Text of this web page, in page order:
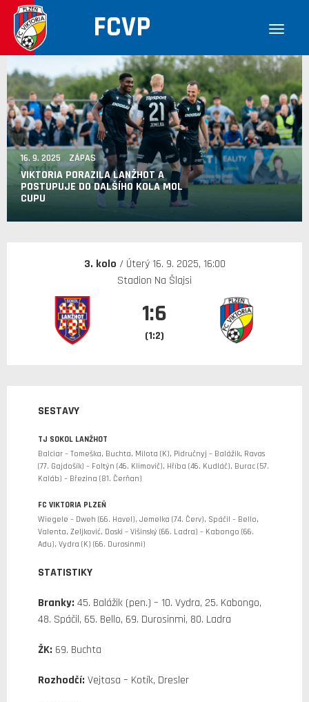
FCVP
16. 9. 2025 ZÁPAS
VIKTORIA PORAZILA LANŽHOT A
POSTUPUJE DO DALŠÍHO KOLA MOL
CUPU
3. kolo / Úterý 16. 9. 2025, 16:00
Stadion Na Šlajsi
1:6
(1:2)
SESTAVY
TJ SOKOL LANŽHOT
Balciar – Tomeška, Buchta, Milota (K), Pidručnyj – Balážik, Ravas
(77. Gajdošík) – Foltýn (46. Klimovič), Hříba (46. Kudláč), Burac (57.
Kaláb) – Březina (81. Čerňan)
FC VIKTORIA PLZEŇ
Wiegele – Dweh (66. Havel), Jemelka (74. Červ), Spáčil – Bello,
Valenta, Zeljković, Doski – Višinský (66. Ladra) – Kabongo (66.
Adu), Vydra (K) (66. Durosinmi)
STATISTIKY
Branky: 45. Balážik (pen.) – 10. Vydra, 25. Kabongo,
48. Spáčil, 65. Bello, 69. Durosinmi, 80. Ladra
ŽK: 69. Buchta
Rozhodčí: Vejtasa – Kotík, Dresler